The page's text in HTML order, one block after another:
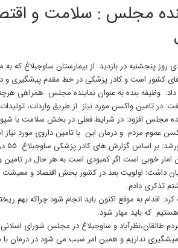
مجلس : سلامت و
روز پنجشنبه در بازدید از بیمارستان ساوجبلاغ که
کشور است و کادر پزشکی در خط مقدم پیشگیری و
داد: وظیفه بنده به عنوان نماینده مجلس همراهی
در تامین واکسن مورد نیاز از طریق واردات،
مجلس افزود: در شرایط فعلی در بخش سلامت با
عموم مردم و درمان این با تامین داروی مورد
امار خوبی است اگر کمبودی است به هر حال در
داشت: اولویت بعد در کشور بخش اقتصاد و معیشت
تذکری دادم.
اقدام به موقع اکنون باید انجام شود چراکه بهم
که باید مهار شود.
طالقان،نظرآباد و ساوجبلاغ در مجلس شورای
میشگیری نداریم و همین امر سبب می شود در درمان